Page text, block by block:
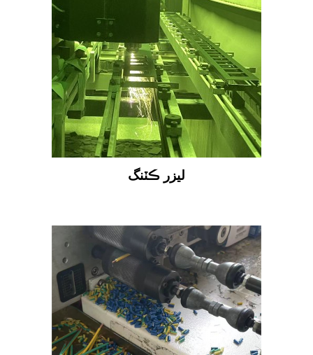
ليزر ڪٽنگ